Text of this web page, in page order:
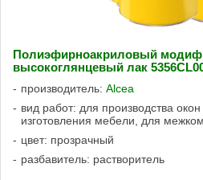
Полиэфирноакриловый
высокоглянцевый лак
производитель: Alcea
вид работ: для производства
изготовления мебели, для
цвет: прозрачный
разбавитель: растворитель